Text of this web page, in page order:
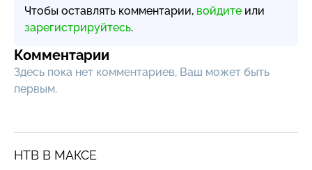
Чтобы оставлять комментарии, войдите или
зарегистрируйтесь.
Комментарии
Здесь пока нет комментариев, Ваш может быть
первым.
НТВ В МАКСЕ